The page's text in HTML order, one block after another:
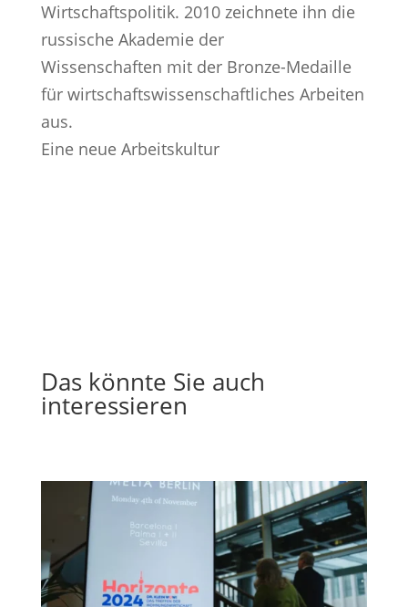
Wirtschaftspolitik. 2010 zeichnete ihn die
russische Akademie der
Wissenschaften mit der Bronze-Medaille
für wirtschaftswissenschaftliches Arbeiten
aus.
Eine neue Arbeitskultur
Das könnte Sie auch
interessieren